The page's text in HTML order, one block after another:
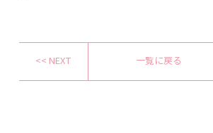
<< NEXT 一覧に戻る